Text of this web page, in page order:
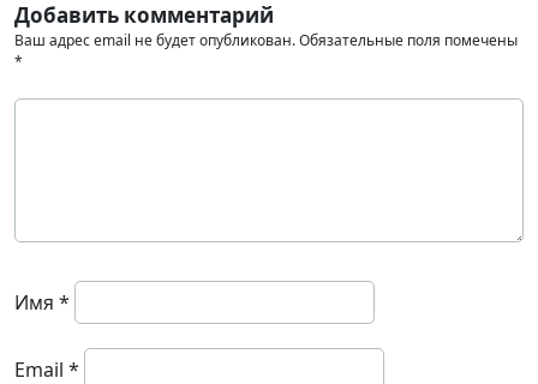
Добавить комментарий
Ваш адрес email не будет опубликован.Обязательные поля помечены
*
Имя *
Email *